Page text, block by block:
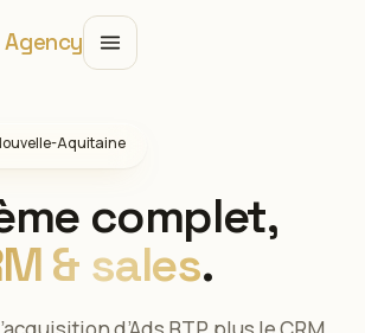
Agency
Aquitaine
complet,
& sales.